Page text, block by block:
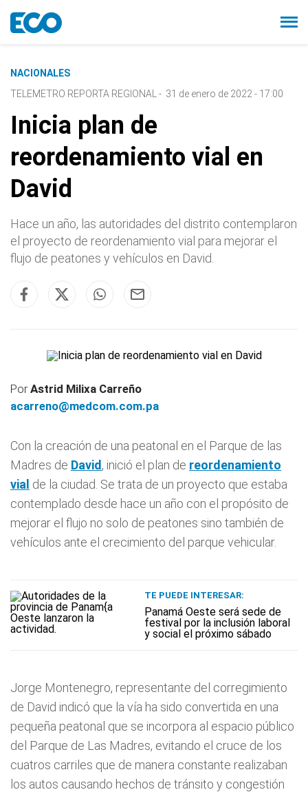
NACIONALES
TELEMETRO REPORTA REGIONAL
- 31 de enero de 2022 - 17:00
Inicia plan de
reordenamiento vial en
David
Hace un año, las autoridades del distrito contemplaron
el proyecto de reordenamiento vial para mejorar el
flujo de peatones y vehículos en David.
PorAstrid Milixa Carreño
acarreno@medcom.com.pa
Con la creación de una peatonal en el Parque de las
Madres de David , inició el plan de reordenamiento
vial de la ciudad. Se trata de un proyecto que estaba
contemplado desde hace un año con el propósito de
mejorar el flujo no solo de peatones sino también de
vehículos ante el crecimiento del parque vehicular.
TE PUEDE INTERESAR:
Panamá Oeste será sede de
festival por la inclusión laboral
y social el próximo sábado
Jorge Montenegro, representante del corregimiento
de David indicó que la vía ha sido convertida en una
pequeña peatonal que se incorpora al espacio público
del Parque de Las Madres, evitando el cruce de los
cuatros carriles que de manera constante realizaban
los autos causando hechos de tránsito y congestión